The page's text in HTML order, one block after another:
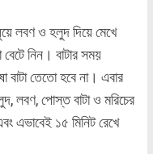
লবণ ও হলুদ দিয়ে মেখে
নিন। বাটার সময়
বাটা তেতো হবে না। এবার
লবণ, পোস্ত বাটা ও মরিচের
এভাবেই ১৫ মিনিট রেখে